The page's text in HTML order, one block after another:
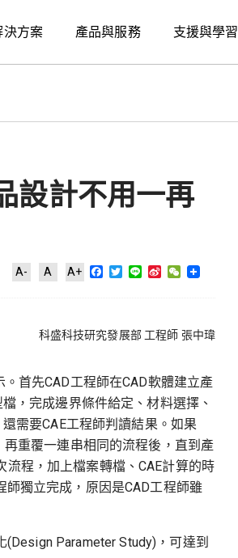
決方案 產品與服務 支援與學習
設計不用一再
A- A A+ Facebook
Twitter
LineSinaWeChat
科盛科技研究發展部 工程師 張中瑋
首先CAD工程師在CAD軟體建立產
，完成邊界條件給定、材料選擇、
需要CAE工程師判讀結果。如果
重覆一連串相同的流程後，直到產
程，加上檔案轉檔、CAE計算的時
獨立完成，原因是CAD工程師雖
Parameter Study)，可達到